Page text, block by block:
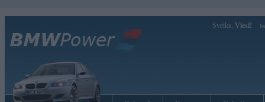
Sveiks, Viesi!